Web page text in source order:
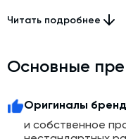
комплекте с
шнекового
питатели
Высокая
выбором для
Читать подробнее
Основные
Оригиналы
и собственное